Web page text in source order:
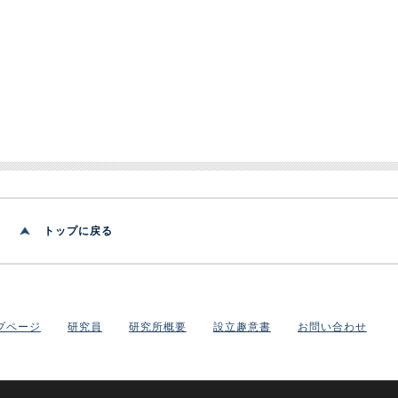
トップに戻る
ページ 研究員 研究所概要 設立趣意書 お問い合わせ